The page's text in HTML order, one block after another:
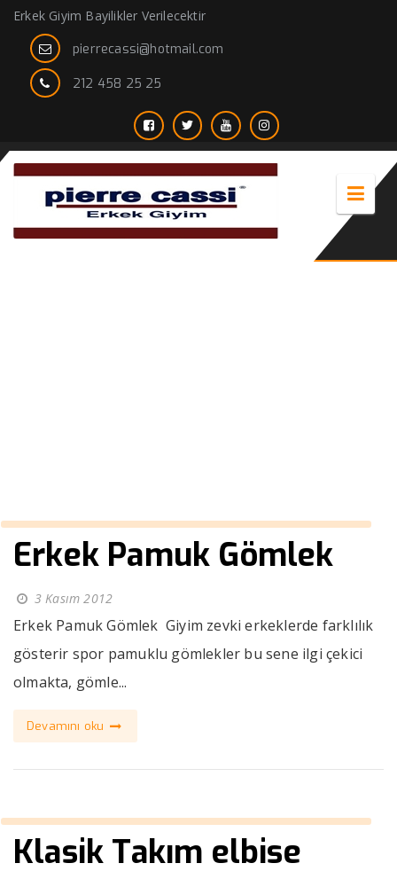
Erkek Giyim Bayilikler Verilecektir
pierrecassi@hotmail.com
212 458 25 25
Erkek Pamuk Gömlek
3 Kasım 2012
Erkek Pamuk Gömlek Giyim zevki erkeklerde farklılık
gösterir spor pamuklu gömlekler bu sene ilgi çekici
olmakta, gömle...
Devamını oku
Klasik Takım elbise